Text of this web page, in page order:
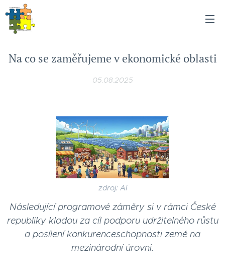
Na co se zaměřujeme v ekonomické oblasti
05.08.2025
zdroj: AI
Následující programové záměry si v rámci České
republiky kladou za cíl podporu udržitelného růstu
a posílení konkurenceschopnosti země na
mezinárodní úrovni.